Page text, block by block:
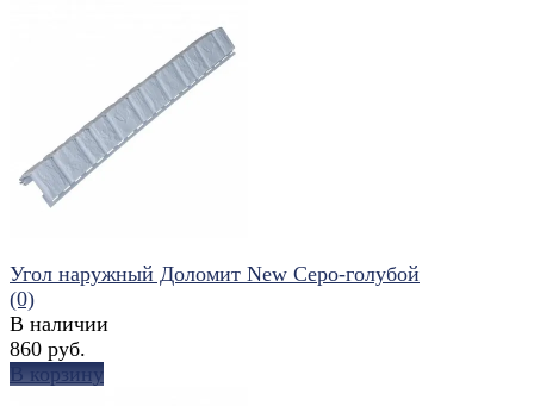
сравнить
Угол наружный Доломит New Серо-голубой
(0)
В наличии
860 руб.
В корзину